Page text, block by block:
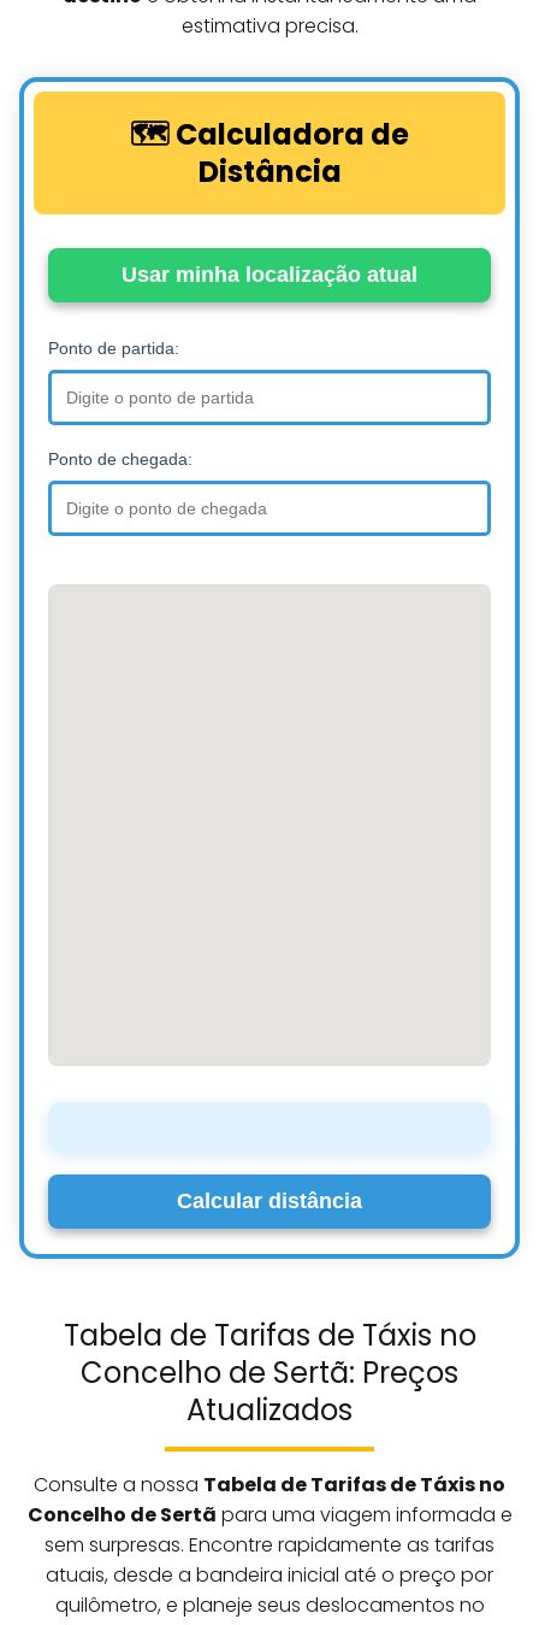
estimativa precisa.
🗺️ Calculadora de
Distância
Usar minha localização atual
Ponto de partida:
Ponto de chegada:
Calcular distância
Tabela de Tarifas de Táxis no
Concelho de Sertã: Preços
Atualizados
Consulte a nossa Tabela de Tarifas de Táxis no
Concelho de Sertã para uma viagem informada e
sem surpresas. Encontre rapidamente as tarifas
atuais, desde a bandeira inicial até o preço por
quilômetro, e planeje seus deslocamentos no